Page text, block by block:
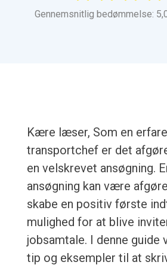
Gennemsnitlig bedømmelse:
Kære læser, Som en
transportchef er det
en velskrevet ansøgning.
ansøgning kan være
skabe en positiv første
mulighed for at blive
jobsamtale. I denne guide
tip og eksempler til at